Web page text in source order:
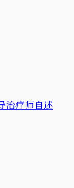
治疗师自述